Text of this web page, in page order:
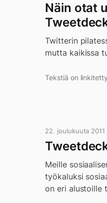
Näin otat
Twitterin
mutta kaikissa
Tekstiä on
22. joulukuuta 2011
Meille
työkaluksi
on eri alustoille